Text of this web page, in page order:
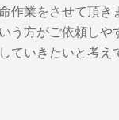
作業をさせて頂き
う方がご依頼しや
ていきたいと考え